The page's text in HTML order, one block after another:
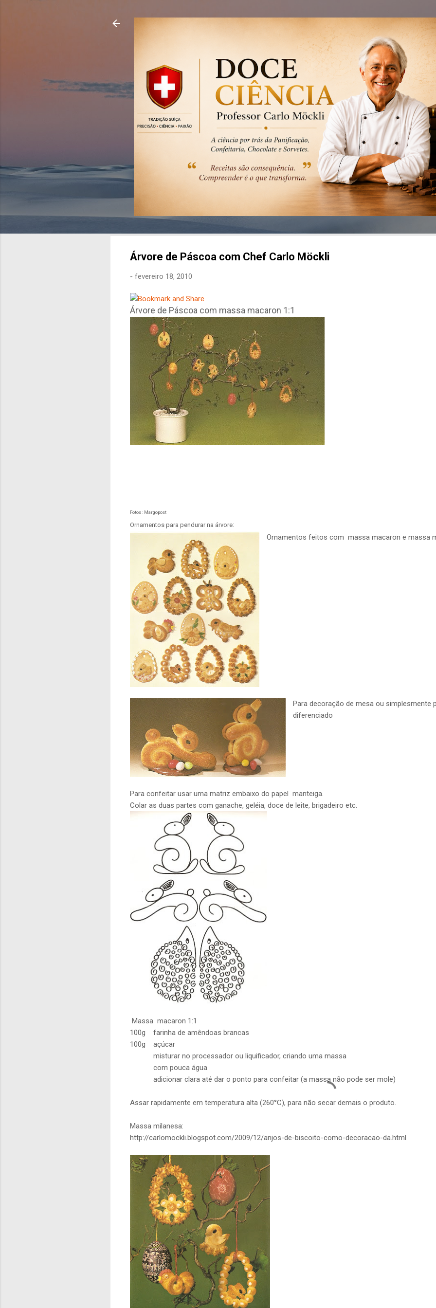
Árvore de Páscoa com Chef Carlo Möckli
- fevereiro 18, 2010
Árvore de Páscoa com massa macaron 1:1
Fotos : Margopost
Ornamentos para pendurar na árvore:
Ornamentos feitos com massa macaron e massa
Para decoração de mesa ou simplesmente
diferenciado
Para confeitar usar uma matriz embaixo do papel manteiga.
Colar as duas partes com ganache, geléia, doce de leite, brigadeiro etc.
Massa macaron 1:1
100g farinha de amêndoas brancas
100g açúcar
misturar no processador ou liquificador, criando uma massa
com pouca água
adicionar clara até dar o ponto para confeitar (a massa não pode ser mole)
Assar rapidamente em temperatura alta (260°C), para não secar demais o produto.
Massa milanesa:
http://carlomockli.blogspot.com/2009/12/anjos-de-biscoito-como-decoracao-da.html